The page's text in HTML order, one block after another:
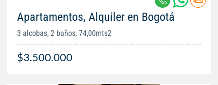
Apartamentos, Alquiler en Bogotá
3 alcobas, 2 baños, 74,00mts2
$3.500.000